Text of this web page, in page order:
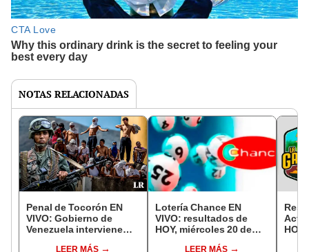
NOTAS RELACIONADAS
Penal de Tocorón EN
VIVO: Gobierno de
Venezuela interviene
LEER MÁS
Lotería Chance EN
VIVO: resultados de
HOY, miércoles 20 de
LEER MÁS